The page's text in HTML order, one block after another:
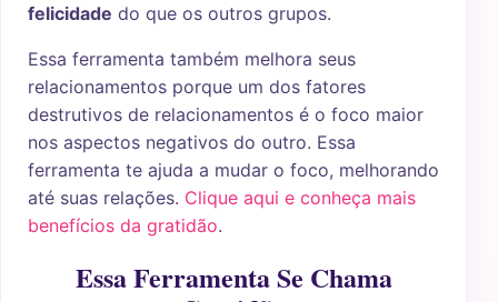
felicidade do que os outros grupos.
Essa ferramenta também melhora seus
relacionamentos porque um dos fatores
destrutivos de relacionamentos é o foco maior
nos aspectos negativos do outro. Essa
ferramenta te ajuda a mudar o foco, melhorando
até suas relações. Clique aqui e conheça mais
benefícios da gratidão.
Essa Ferramenta Se Chama